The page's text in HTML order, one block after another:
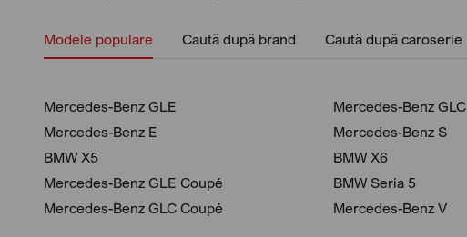
Modele populare Caută după brand Caută după caroserie
Mercedes-Benz GLE
Mercedes-Benz E
BMW X5
Mercedes-Benz GLE Coupé
Mercedes-Benz GLC Coupé
Mercedes-Benz GLC
Mercedes-Benz S
BMW X6
BMW Seria 5
Mercedes-Benz V